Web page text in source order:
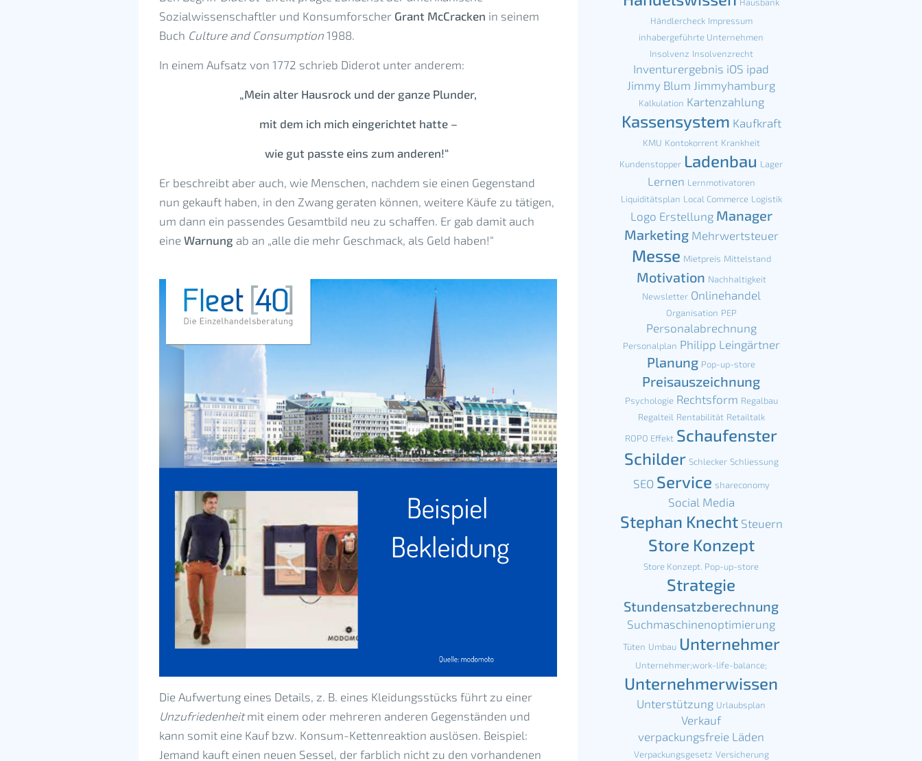
Sozialwissenschaftler und Konsumforscher Grant McCracken in seinem
Buch Culture and Consumption 1988.
In einem Aufsatz von 1772 schrieb Diderot unter anderem:
„Mein alter Hausrock und der ganze Plunder,
mit dem ich mich eingerichtet hatte –
wie gut passte eins zum anderen!“
Er beschreibt aber auch, wie Menschen, nachdem sie einen Gegenstand
nun gekauft haben, in den Zwang geraten können, weitere Käufe zu tätigen,
um dann ein passendes Gesamtbild neu zu schaffen. Er gab damit auch
eine Warnung ab an „alle die mehr Geschmack, als Geld haben!“
Die Aufwertung eines Details, z. B. eines Kleidungsstücks führt zu einer
Unzufriedenheitmit einem oder mehreren anderen Gegenständen und
kann somit eine Kauf bzw. Konsum-Kettenreaktion auslösen. Beispiel:
Jemand kauft einen neuen Sessel, der farblich nicht zu den vorhandenen
Händlercheck Impressum
inhabergeführte Unternehmen
Insolvenz Insolvenzrecht
Inventurergebnis iOS ipad
Jimmy Blum Jimmyhamburg
Kalkulation Kartenzahlung
Kassensystem Kaufkraft
KMU Kontokorrent Krankheit
Kundenstopper Ladenbau Lager
Lernen Lernmotivatoren
Liquiditätsplan Local Commerce Logistik
Logo Erstellung Manager
Marketing Mehrwertsteuer
Messe Mietpreis Mittelstand
Motivation Nachhaltigkeit
Newsletter Onlinehandel
Organisation PEP
Personalabrechnung
Personalplan Philipp Leingärtner
Planung Pop-up-store
Preisauszeichnung
Psychologie Rechtsform Regalbau
Regalteil Rentabilität Retailtalk
ROPO Effekt Schaufenster
Schilder Schlecker Schliessung
SEO Service shareconomy
Social Media
Stephan Knecht Steuern
Store Konzept
Store Konzept. Pop-up-store
Strategie
Stundensatzberechnung
Suchmaschinenoptimierung
Tüten Umbau Unternehmer
Unternehmer;work-life-balance;
Unternehmerwissen
Unterstützung Urlaubsplan
Verkauf
verpackungsfreie Läden
Verpackungsgesetz Versicherung